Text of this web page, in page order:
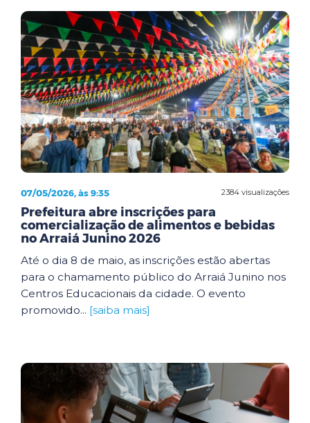
2384 visualizações
07/05/2026, às 9:35
Prefeitura abre inscrições para
comercialização de alimentos e bebidas
no Arraiá Junino 2026
Até o dia 8 de maio, as inscrições estão abertas
para o chamamento público do Arraiá Junino nos
Centros Educacionais da cidade. O evento
promovido... [saiba mais]